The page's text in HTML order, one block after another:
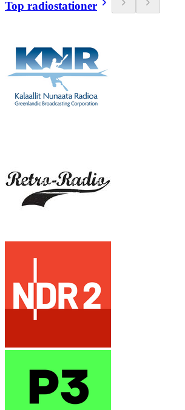
Top radiostationer